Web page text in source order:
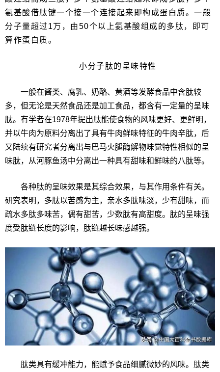
氨基酸借肽键一个接一个连接起来即构成蛋白质。一般
分子量超过1万，由50个以上氨基酸组成的多肽，即可
算作蛋白质。
小分子肽的呈味特性
一般在酱类、腐乳、奶酪、黄酒等发酵食品中含肽较
多，但无论是天然食品还是加工食品，都含有一定量的呈味
肽。有学者在1978年提出肽能使食物的风味更好、更鲜明，
并以牛肉为原料分离出了具有牛肉鲜味特征的牛肉辛肽，后
又陆续有研究者分离出与巴马火腿酶解物味觉特性相似的呈
味肽，从河豚鱼汤中分离出一种具有甜味和鲜味的八肽等。
各种肽的呈味效果是其综合效果，与其作用条件有关。
研究表明，多肽以苦感为主，亲水多肽味淡，少有甜味，而
疏水多肽多味苦，偶有甜苦，少数肽有高甜度。肽的呈味强
度受肽链长度的影响，肽链越长味感越强。
肽类具有缓冲能力，能赋予食品细腻微妙的风味。肽类